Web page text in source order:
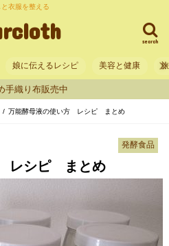
衣服を整える
search
娘に伝えるレシピ 美容と健康
手織り布販売中
万能酵母液の使い方 レシピ まとめ
発酵食品
レシピ まとめ